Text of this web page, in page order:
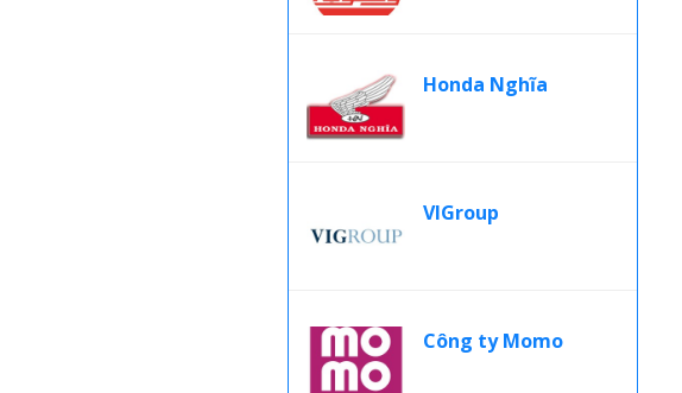
Honda Nghĩa
VIGroup
Công ty Momo